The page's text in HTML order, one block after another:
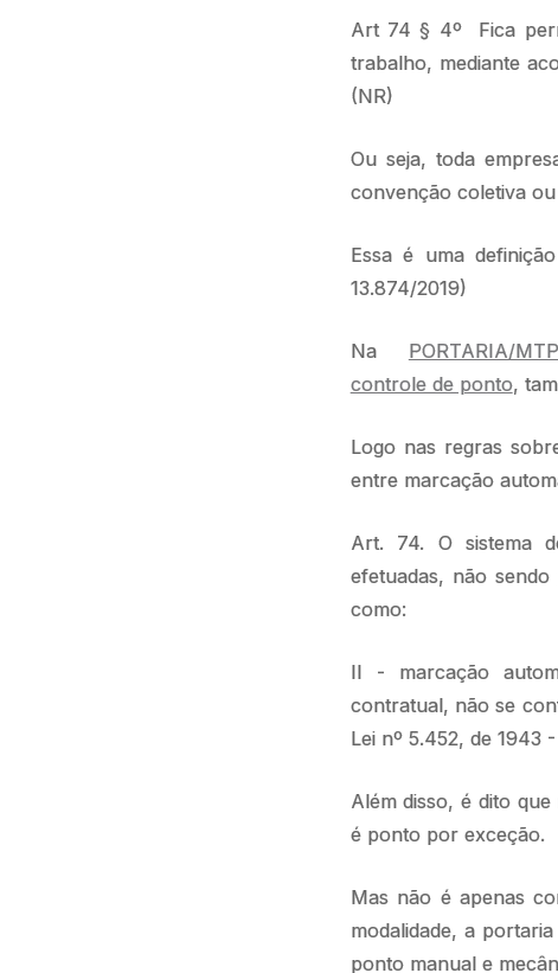
Art 74 § 4º Fica
trabalho, mediante
(NR)
Ou seja, toda
convenção coletiva
Essa é uma
13.874/2019)
Na PORTARIA/
controle de ponto,
Logo nas regras
entre marcação
Art. 74. O sistema
efetuadas, não
como:
II - marcação
contratual, não se
Lei nº 5.452, de 1943 -
Além disso, é dito que
é ponto por exceção.
Mas não é apenas
modalidade, a
ponto manual e